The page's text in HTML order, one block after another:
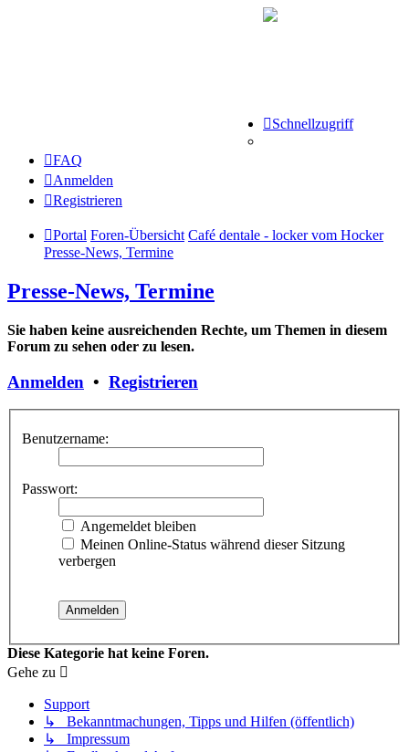
Schnellzugriff
FAQ
Anmelden
Registrieren
Portal Foren-Übersicht Café dentale - locker vom Hocker
Presse-News, Termine
Presse-News, Termine
Sie haben keine ausreichenden Rechte, um Themen in diesem
Forum zu sehen oder zu lesen.
Anmelden • Registrieren
Benutzername:
Passwort:
Angemeldet bleiben
Meinen Online-Status während dieser Sitzung
verbergen
Diese Kategorie hat keine Foren.
Gehe zu
Support
↳ Bekanntmachungen, Tipps und Hilfen (öffentlich)
↳ Impressum